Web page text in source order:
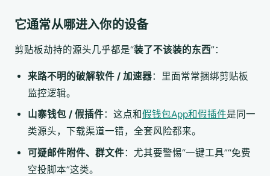
它通常从哪进入你的设备
剪贴板劫持的源头几乎都是“装了不该装的东西”：
来路不明的破解软件 / 加速器：里面常常捆绑剪贴板
监控逻辑。
山寨钱包 / 假插件：这点和假钱包App和假插件是同一
类源头，下载渠道一错，全套风险都来。
可疑邮件附件、群文件：尤其要警惕“一键工具”“免费
空投脚本”这类。